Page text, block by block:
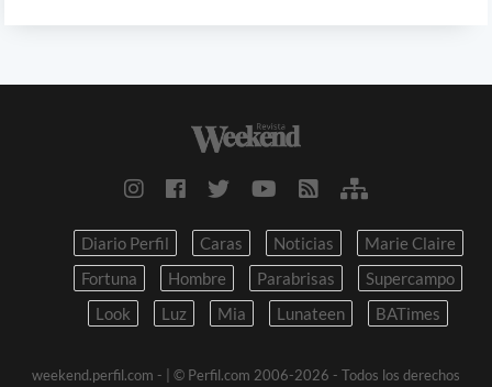
Diario Perfil Caras Noticias
Marie Claire
Fortuna
Hombre Parabrisas
Supercampo
Look
Luz Mia Lunateen BATimes
weekend.perfil.com -
| © Perfil.com 2006-2026 - Todos los derechos